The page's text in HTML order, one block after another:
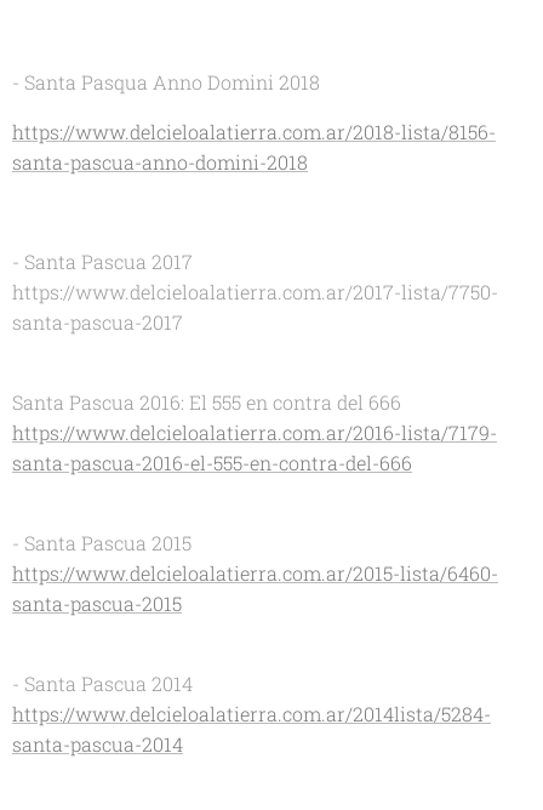
- Santa Pasqua Anno Domini 2018
https://www.delcieloalatierra.com.ar/2018-lista/8156-
santa-pascua-anno-domini-2018
- Santa Pascua 2017
https://www.delcieloalatierra.com.ar/2017-lista/7750-
santa-pascua-2017
Santa Pascua 2016: El 555 en contra del 666
https://www.delcieloalatierra.com.ar/2016-lista/7179-
santa-pascua-2016-el-555-en-contra-del-666
- Santa Pascua 2015
https://www.delcieloalatierra.com.ar/2015-lista/6460-
santa-pascua-2015
- Santa Pascua 2014
https://www.delcieloalatierra.com.ar/2014lista/5284-
santa-pascua-2014